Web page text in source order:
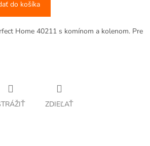
do košíka
Home 40211 s komínom a kolenom. Pre
ZDIEĽAŤ